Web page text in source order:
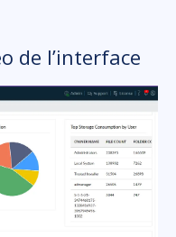
de l’interface